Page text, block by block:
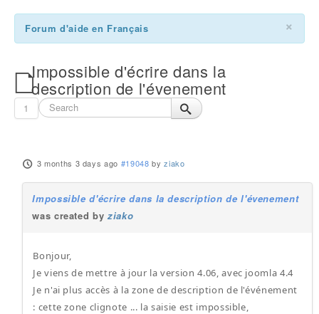
×
Forum d'aide en Français
Impossible d'écrire dans la
description de l'évenement
1
3 months 3 days ago #19048 byziako
Impossible d'écrire dans la description de l'évenement
was created byziako
Bonjour,
Je viens de mettre à jour la version 4.06, avec joomla 4.4
Je n'ai plus accès à la zone de description de l'événement
: cette zone clignote ... la saisie est impossible,